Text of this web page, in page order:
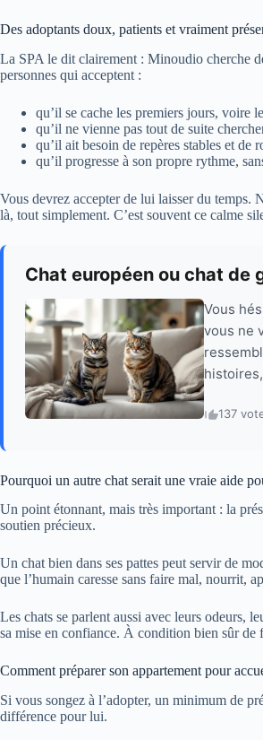
Des adoptants doux, patients et vraiment
La SPA le dit clairement : Minoudio cherche
personnes qui acceptent :
qu’il se cache les premiers jours, voire
qu’il ne vienne pas tout de suite
qu’il ait besoin de repères stables et de
qu’il progresse à son propre rythme,
Vous devrez accepter de lui laisser du temps.
là, tout simplement. C’est souvent ce calme
Chat européen ou chat de
Vous
vous ne
137
Pourquoi un autre chat serait une vraie aide
Un point étonnant, mais très important : la
soutien précieux.
Un chat bien dans ses pattes peut servir de
que l’humain caresse sans faire mal, nourrit,
Les chats se parlent aussi avec leurs odeurs,
sa mise en confiance. À condition bien sûr de
Comment préparer son appartement pour
Si vous songez à l’adopter, un minimum de
différence pour lui.